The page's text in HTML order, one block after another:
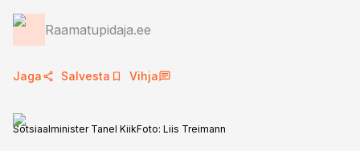
Raamatupidaja.ee
Jaga Salvesta Vihja
Sotsiaalminister Tanel KiikFoto: Liis Treimann